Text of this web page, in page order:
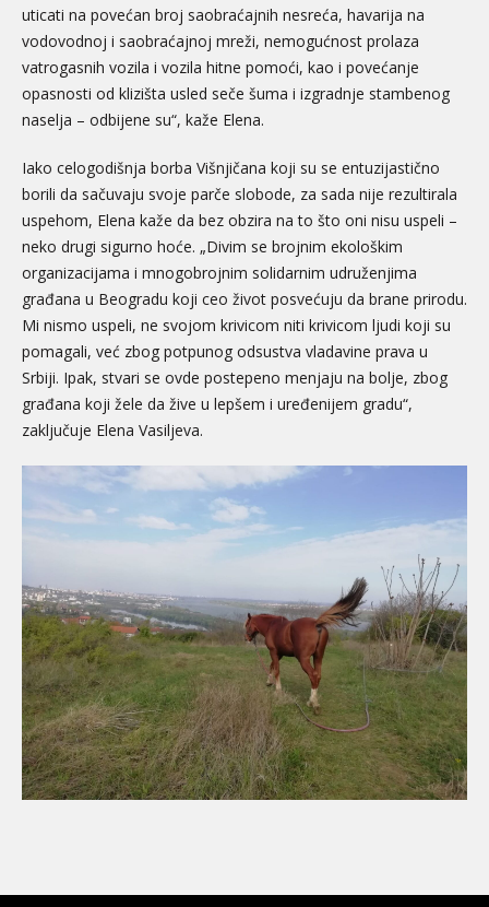
uticati na povećan broj saobraćajnih nesreća, havarija na
vodovodnoj i saobraćajnoj mreži, nemogućnost prolaza
vatrogasnih vozila i vozila hitne pomoći, kao i povećanje
opasnosti od klizišta usled seče šuma i izgradnje stambenog
naselja – odbijene su“, kaže Elena.
Iako celogodišnja borba Višnjičana koji su se entuzijastično
borili da sačuvaju svoje parče slobode, za sada nije rezultirala
uspehom, Elena kaže da bez obzira na to što oni nisu uspeli –
neko drugi sigurno hoće. „Divim se brojnim ekološkim
organizacijama i mnogobrojnim solidarnim udruženjima
građana u Beogradu koji ceo život posvećuju da brane prirodu.
Mi nismo uspeli, ne svojom krivicom niti krivicom ljudi koji su
pomagali, već zbog potpunog odsustva vladavine prava u
Srbiji. Ipak, stvari se ovde postepeno menjaju na bolje, zbog
građana koji žele da žive u lepšem i uređenijem gradu“,
zaključuje Elena Vasiljeva.